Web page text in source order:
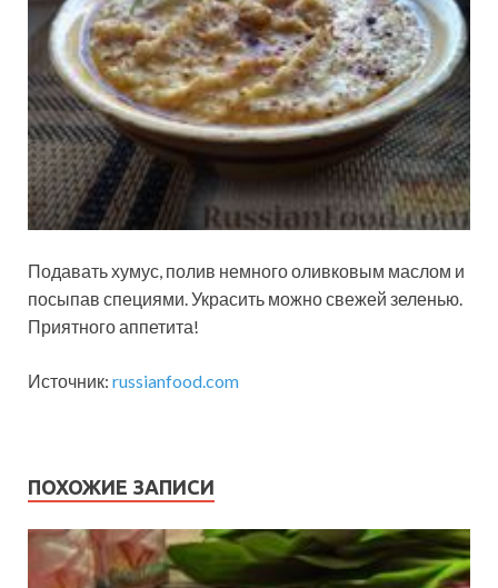
Подавать хумус, полив немного оливковым маслом и
посыпав специями. Украсить можно свежей зеленью.
Приятного аппетита!
Источник: russianfood.com
ПОХОЖИЕ ЗАПИСИ